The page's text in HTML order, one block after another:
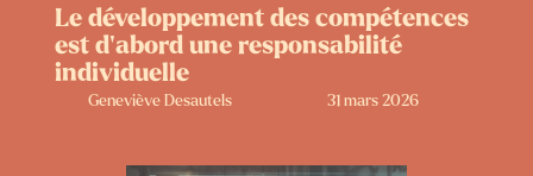
Le développement des compétences
est d’abord une responsabilité
individuelle
Geneviève Desautels 31 mars 2026